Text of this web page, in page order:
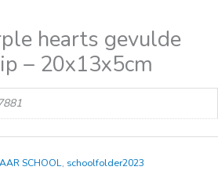
hearts gevulde
– 20x13x5cm
SCHOOL, schoolfolder2023